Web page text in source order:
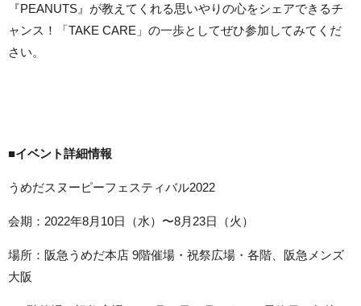
『PEANUTS』が教えてくれる思いやりの心をシェアできるチ
ャンス！「TAKE CARE」の一歩としてぜひ参加してみてくだ
さい。
■イベント詳細情報
うめだスヌーピーフェスティバル2022
会期：2022年8月10日（水）〜8月23日（火）
場所：阪急うめだ本店 9階催場・祝祭広場・各階、阪急メンズ
大阪